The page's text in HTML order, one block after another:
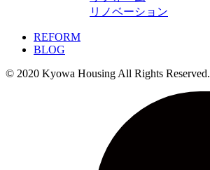
リノベーション
REFORM
BLOG
© 2020 Kyowa Housing All Rights Reserved.